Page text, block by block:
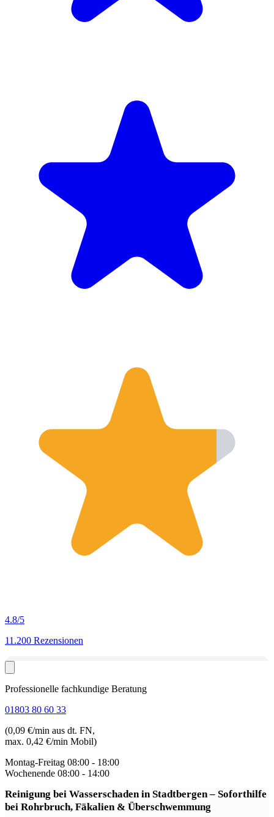
4.8/5
11.200 Rezensionen
Professionelle fachkundige Beratung
01803 80 60 33
(0,09 €/min aus dt. FN,
max. 0,42 €/min Mobil)
Montag-Freitag 08:00 - 18:00
Wochenende 08:00 - 14:00
Reinigung bei Wasserschaden in Stadtbergen– Soforthilfe
bei Rohrbruch, Fäkalien & Überschwemmung